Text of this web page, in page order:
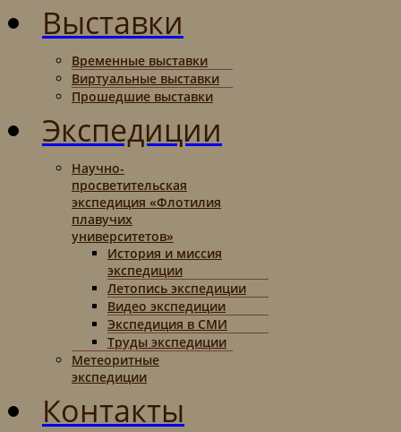
Выставки
Временные выставки
Виртуальные выставки
Прошедшие выставки
Экспедиции
Научно-
просветительская
экспедиция «Флотилия
плавучих
университетов»
История и миссия
экспедиции
Летопись экспедиции
Видео экспедиции
Экспедиция в СМИ
Труды экспедиции
Метеоритные
экспедиции
Контакты